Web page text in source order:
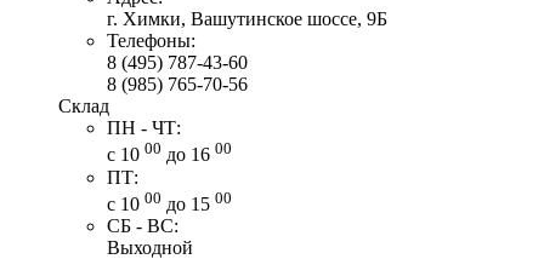
г. Химки, Вашутинское шоссе, 9Б
Телефоны:
8 (495) 787-43-60
8 (985) 765-70-56
Склад
ПН - ЧТ:
с 10 00 до 16 00
ПТ:
с 10 00 до 15 00
СБ - ВС:
Выходной